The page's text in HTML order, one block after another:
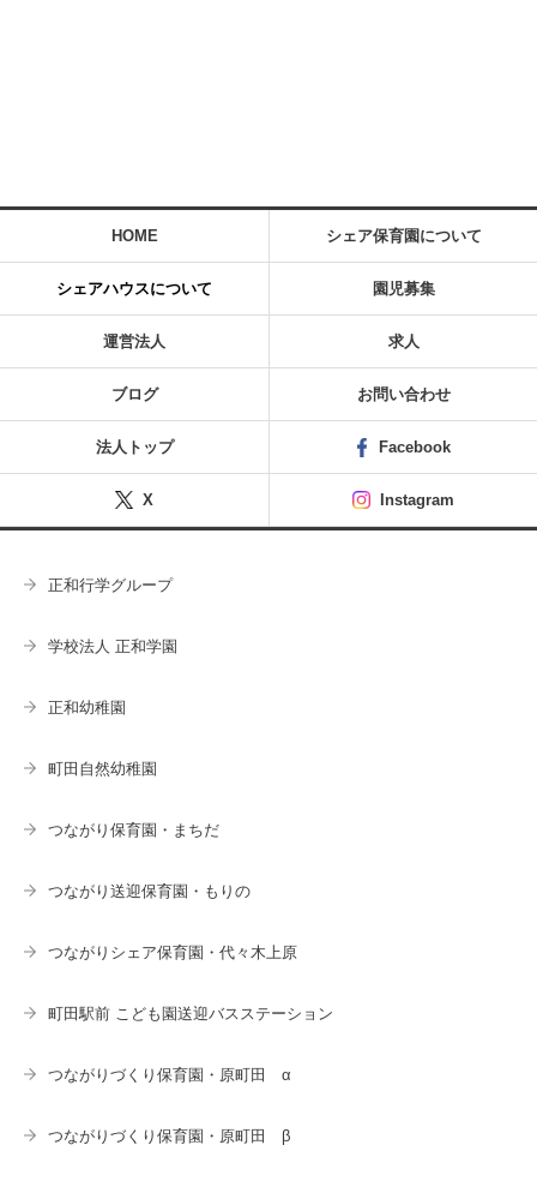
HOME シェア保育園について
シェアハウスについて 園児募集
運営法人 求人
ブログ お問い合わせ
法人トップ Facebook
X Instagram
正和行学グループ
学校法人 正和学園
正和幼稚園
町田自然幼稚園
つながり保育園・まちだ
つながり送迎保育園・もりの
つながりシェア保育園・代々木上原
町田駅前 こども園送迎バスステーション
つながりづくり保育園・原町田 α
つながりづくり保育園・原町田 β